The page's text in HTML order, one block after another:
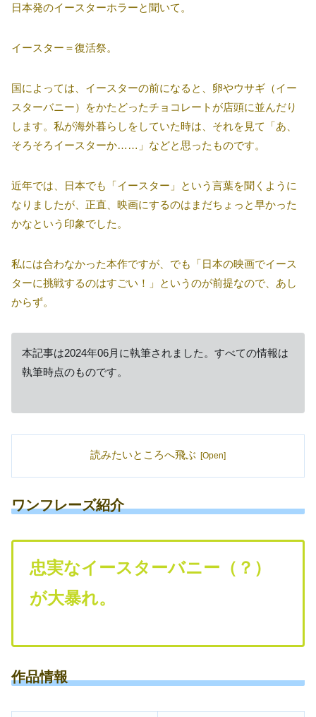
日本発のイースターホラーと聞いて。
イースター＝復活祭。
国によっては、イースターの前になると、卵やウサギ（イー
スターバニー）をかたどったチョコレートが店頭に並んだり
します。私が海外暮らしをしていた時は、それを見て「あ、
そろそろイースターか……」などと思ったものです。
近年では、日本でも「イースター」という言葉を聞くように
なりましたが、正直、映画にするのはまだちょっと早かった
かなという印象でした。
私には合わなかった本作ですが、でも「日本の映画でイース
ターに挑戦するのはすごい！」というのが前提なので、あし
からず。
本記事は2024年06月に執筆されました。すべての情報は
執筆時点のものです。
読みたいところへ飛ぶ
ワンフレーズ紹介
忠実なイースターバニー（？）
が大暴れ。
作品情報